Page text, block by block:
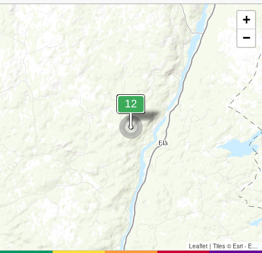
+
−
Leaflet | Tiles © Esri - Esri, DeLorme, NAVTEQ, TomTom, Intermap, iPC, USGS, FAO, NPS, NRCAN, GeoBase, Kadaster NL, Ordnance Survey, Esri Japan, METI, Esri China (Hong Kong), and the GIS User Community